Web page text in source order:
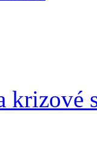
krizové